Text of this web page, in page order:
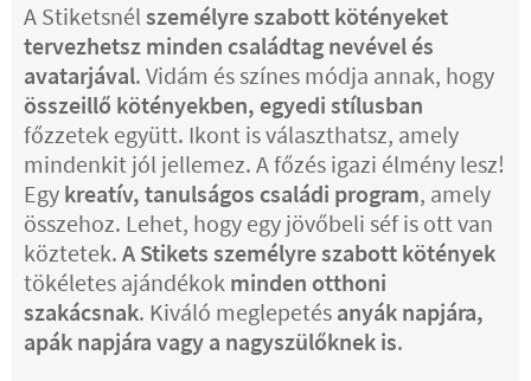
A Stiketsnélszemélyre szabott kötényeket
tervezhetsz minden családtag nevével és
avatarjával. Vidám és színes módja annak, hogy
összeillő kötényekben, egyedi stílusban
főzzetek együtt. Ikont is választhatsz, amely
mindenkit jól jellemez. A főzés igazi élmény lesz!
Egy kreatív, tanulságos családi program, amely
összehoz. Lehet, hogy egy jövőbeli séf is ott van
köztetek. A Stikets személyre szabott kötények
tökéletes ajándékok minden otthoni
szakácsnak. Kiváló meglepetés anyák napjára,
apák napjára vagy a nagyszülőknek is.